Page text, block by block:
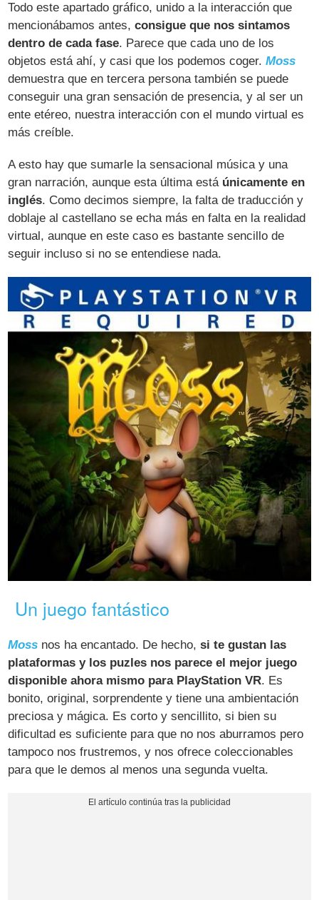
Todo este apartado gráfico, unido a la interacción que
mencionábamos antes,consigue que nos sintamos
dentro de cada fase. Parece que cada uno de los
objetos está ahí, y casi que los podemos coger.Moss
demuestra que en tercera persona también se puede
conseguir una gran sensación de presencia, y al ser un
ente etéreo, nuestra interacción con el mundo virtual es
más creíble.
A esto hay que sumarle la sensacional música y una
gran narración, aunque esta última está únicamente en
inglés. Como decimos siempre, la falta de traducción y
doblaje al castellano se echa más en falta en la realidad
virtual, aunque en este caso es bastante sencillo de
seguir incluso si no se entendiese nada.
Un juego fantástico
Moss nos ha encantado. De hecho,si te gustan las
plataformas y los puzles nos parece el mejor juego
disponible ahora mismo para PlayStation VR. Es
bonito, original, sorprendente y tiene una ambientación
preciosa y mágica. Es corto y sencillito, si bien su
dificultad es suficiente para que no nos aburramos pero
tampoco nos frustremos, y nos ofrece coleccionables
para que le demos al menos una segunda vuelta.